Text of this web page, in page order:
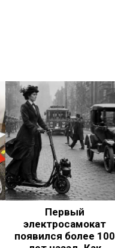
Первый
электросамокат
появился более 100